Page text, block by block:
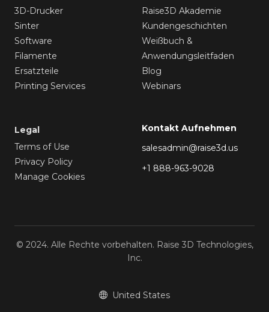
3D-Drucker
Sinter
Software
Filamente
Ersatzteile
Printing Services
Raise3D Akademie
Kundengeschichten
Weißbuch &
Anwendungsleitfaden
Blog
Webinars
Legal
Terms of Use
Privacy Policy
Manage Cookies
Kontakt Aufnehmen
salesadmin@raise3d.us
+1 888-963-9028
© 2024. Alle Rechte vorbehalten. Raise 3D Technologies,
Inc.
United States